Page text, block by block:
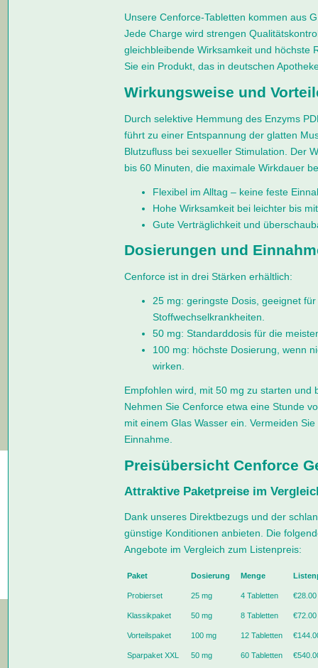
Unsere Cenforce-Tabletten kommen aus
Jede Charge wird strengen
gleichbleibende Wirksamkeit und höchste
Sie ein Produkt, das in deutschen
Wirkungsweise und
Durch selektive Hemmung des Enzyms
führt zu einer Entspannung der glatten
Blutzufluss bei sexueller Stimulation. Der
bis 60 Minuten, die maximale Wirkdauer
Flexibel im Alltag – keine feste
Hohe Wirksamkeit bei leichter bis
Gute Verträglichkeit und
Dosierungen und
Cenforce ist in drei Stärken erhältlich:
25 mg: geringste Dosis, geeignet
Stoffwechselkrankheiten.
50 mg: Standarddosis für die
100 mg: höchste Dosierung, wenn
wirken.
Empfohlen wird, mit 50 mg zu starten und
Nehmen Sie Cenforce etwa eine Stunde
mit einem Glas Wasser ein. Vermeiden
Einnahme.
Preisübersicht Cenforce
Attraktive Paketpreise im
Dank unseres Direktbezugs und der
günstige Konditionen anbieten. Die
Angebote im Vergleich zum Listenpreis:
Paket Dosierung Menge
Probierset 25 mg 4 Tabletten €28.00
Klassikpaket 50 mg 8 Tabletten €72.00
Vorteilspaket 100 mg 12 Tabletten
Sparpaket XXL 50 mg 60 Tabletten